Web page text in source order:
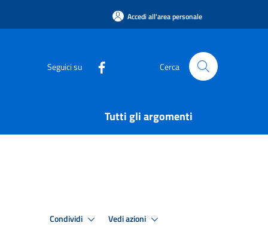
Accedi all'area personale
Seguici su Cerca
Tutti gli argomenti
Condividi Vedi azioni